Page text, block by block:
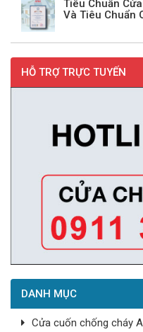
Tiêu Chuẩn
Và Tiêu Chuẩn
HỖ TRỢ TRỰC TUYẾN
DANH MỤC
Cửa cuốn chống cháy